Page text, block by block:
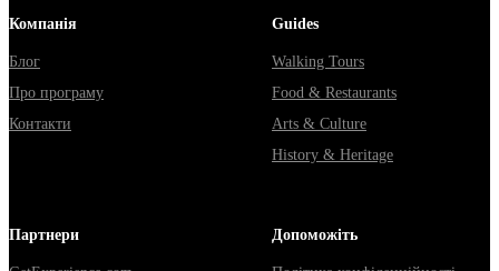
Компанія
Блог
Про програму
Контакти
Guides
Walking Tours
Food & Restaurants
Arts & Culture
History & Heritage
Партнери Допоможіть